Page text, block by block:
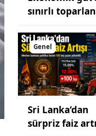
sınırlı
Genel
Sri Lanka’dan
sürpriz faiz